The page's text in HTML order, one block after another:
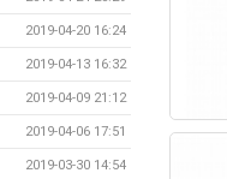
2019-04-20 16:24
2019-04-13 16:32
2019-04-09 21:12
2019-04-06 17:51
2019-03-30 14:54